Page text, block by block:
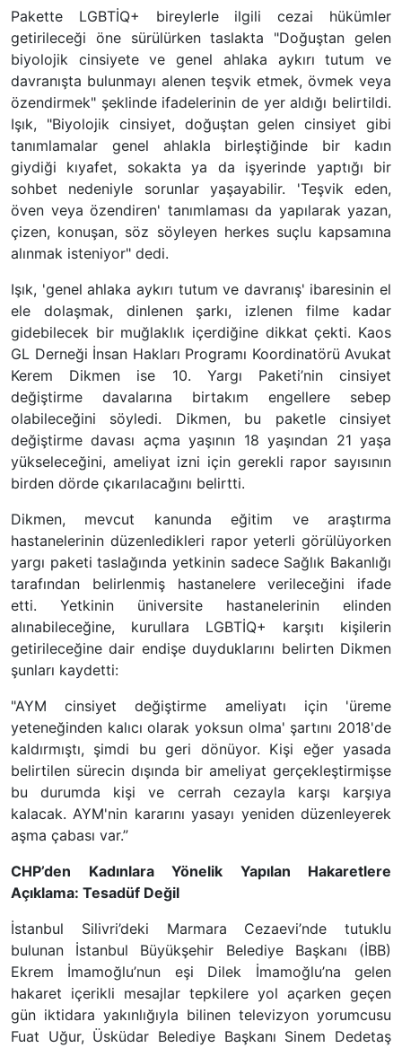
Pakette LGBTİQ+ bireylerle ilgili cezai hükümler
getirileceği öne sürülürken taslakta "Doğuştan gelen
biyolojik cinsiyete ve genel ahlaka aykırı tutum ve
davranışta bulunmayı alenen teşvik etmek, övmek veya
özendirmek" şeklinde ifadelerinin de yer aldığı belirtildi.
Işık, "Biyolojik cinsiyet, doğuştan gelen cinsiyet gibi
tanımlamalar genel ahlakla birleştiğinde bir kadın
giydiği kıyafet, sokakta ya da işyerinde yaptığı bir
sohbet nedeniyle sorunlar yaşayabilir. 'Teşvik eden,
öven veya özendiren' tanımlaması da yapılarak yazan,
çizen, konuşan, söz söyleyen herkes suçlu kapsamına
alınmak isteniyor" dedi.
Işık, 'genel ahlaka aykırı tutum ve davranış' ibaresinin el
ele dolaşmak, dinlenen şarkı, izlenen filme kadar
gidebilecek bir muğlaklık içerdiğine dikkat çekti. Kaos
GL Derneği İnsan Hakları Programı Koordinatörü Avukat
Kerem Dikmen ise 10. Yargı Paketi’nin cinsiyet
değiştirme davalarına birtakım engellere sebep
olabileceğini söyledi. Dikmen, bu paketle cinsiyet
değiştirme davası açma yaşının 18 yaşından 21 yaşa
yükseleceğini, ameliyat izni için gerekli rapor sayısının
birden dörde çıkarılacağını belirtti.
Dikmen, mevcut kanunda eğitim ve araştırma
hastanelerinin düzenledikleri rapor yeterli görülüyorken
yargı paketi taslağında yetkinin sadece Sağlık Bakanlığı
tarafından belirlenmiş hastanelere verileceğini ifade
etti. Yetkinin üniversite hastanelerinin elinden
alınabileceğine, kurullara LGBTİQ+ karşıtı kişilerin
getirileceğine dair endişe duyduklarını belirten Dikmen
şunları kaydetti:
"AYM cinsiyet değiştirme ameliyatı için 'üreme
yeteneğinden kalıcı olarak yoksun olma' şartını 2018'de
kaldırmıştı, şimdi bu geri dönüyor. Kişi eğer yasada
belirtilen sürecin dışında bir ameliyat gerçekleştirmişse
bu durumda kişi ve cerrah cezayla karşı karşıya
kalacak. AYM'nin kararını yasayı yeniden düzenleyerek
aşma çabası var.”
CHP’den Kadınlara Yönelik Yapılan Hakaretlere
Açıklama: Tesadüf Değil
İstanbul Silivri’deki Marmara Cezaevi’nde tutuklu
bulunan İstanbul Büyükşehir Belediye Başkanı (İBB)
Ekrem İmamoğlu’nun eşi Dilek İmamoğlu’na gelen
hakaret içerikli mesajlar tepkilere yol açarken geçen
gün iktidara yakınlığıyla bilinen televizyon yorumcusu
Fuat Uğur, Üsküdar Belediye Başkanı Sinem Dedetaş